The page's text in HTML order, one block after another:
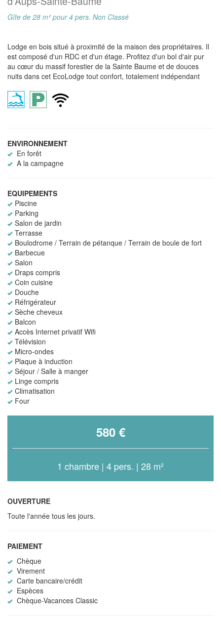
Gîte de 28 m² pour 4 pers. Non Classé
Lodge en bois situé à proximité de la maison des propriétaires. Il
est composé d'un RDC et d'un étage. Profitez d'un bol d'air pur
au cœur du massif forestier de la Sainte Baume et de douces
nuits dans cet EcoLodge tout confort, totalement indépendant
ENVIRONNEMENT
En forêt
A la campagne
EQUIPEMENTS
Piscine
Parking
Salon de jardin
Terrasse
Boulodrome / Terrain de pétanque / Terrain de boule de fort
Barbecue
Salon
Draps compris
Coin cuisine
Douche
Réfrigérateur
Sèche cheveux
Balcon
Accès Internet privatif Wifi
Télévision
Micro-ondes
Plaque à induction
Séjour / Salle à manger
Linge compris
Climatisation
Four
580 €
1 chambre | 4 pers. | 28 m²
OUVERTURE
Toute l'année tous les jours.
PAIEMENT
Chèque
Virement
Carte bancaire/crédit
Espèces
Chèque-Vacances Classic